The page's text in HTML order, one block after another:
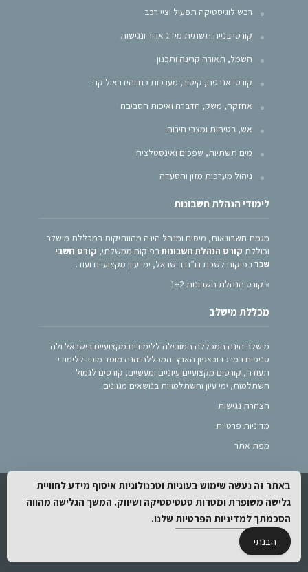
רכש לוגיסטיקה תפעול וציי רכב
קורסי בנייה תשתית מיזוג אוויר ונגישות
חשמל, תאורה קרינה ותכנון
קורסי אנרגיה, קיטור, מערכות כח והידראוליקה
אחזקה, משק, הדברה ואיכות הסביבה
אש, בטיחות ומצבי חירום
מים תשתיות, שפכים ואינסטלציה
ניהול מערכות מזון והסעדה
לימודי הנהלת חשבונות
מגמת חשבונאות, מיסים ומנהל הינה מהוותיקות במכללת מישלב
וכוללת קורס הנהלת חשבונותבפיקוח ממשלתי, קורס חשבי
שכרבפיקוח לשכת רו”ח בישראל, ימי עיון מקצועיים ועוד.
» קורס הנהלת חשבונות 1+2
מכללת מישלב
מישלב הינה המכללה המובילה ללימודים מקצועיים בישראל ולה
סניפים במרכז ובצפון הארץ. המכללה הנה מוסד מוכר ללימודי
תעודה, קורסים מקצועיים עיוניים ומעשיים, קורסים לגמול
השתלמות, ימי עיון והשתלמויות בנושאים מגוונים.
הצהרת נגישות
מדיניות פרטיות
מפת אתר
Created bywebnext.
באתר זה נעשה שימוש בעוגיות וטכנולוגיות איסוף מידע לחוויית
גלישה משופרת ומטרות סטטיסטיקה ושיווק. המשך הגלישה מהווה
הסכמתך למדיניות הפרטיותשלנו.
הבנתי